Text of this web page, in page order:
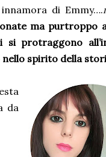
di Emmy….
ma purtroppo
si protraggono
nello spirito della
da